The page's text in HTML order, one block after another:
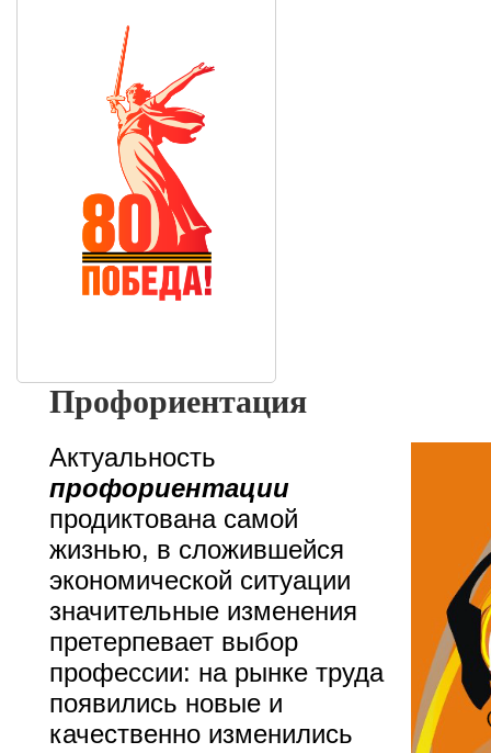
Профориентация
Актуальность
профориентации
продиктована самой
жизнью, в сложившейся
экономической ситуации
значительные изменения
претерпевает выбор
профессии: на рынке труда
появились новые и
качественно изменились